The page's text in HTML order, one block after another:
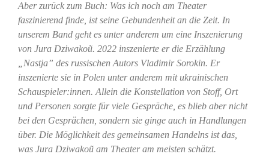
Aber zurück zum Buch: Was ich noch am Theater
faszinierend finde, ist seine Gebundenheit an die Zeit. In
unserem Band geht es unter anderem um eine Inszenierung
von Jura Dziwakoũ. 2022 inszenierte er die Erzählung
„Nastja” des russischen Autors Vladimir Sorokin. Er
inszenierte sie in Polen unter anderem mit ukrainischen
Schauspieler:innen. Allein die Konstellation von Stoff, Ort
und Personen sorgte für viele Gespräche, es blieb aber nicht
bei den Gesprächen, sondern sie ginge auch in Handlungen
über. Die Möglichkeit des gemeinsamen Handelns ist das,
was Jura Dziwakoũ am Theater am meisten schätzt.